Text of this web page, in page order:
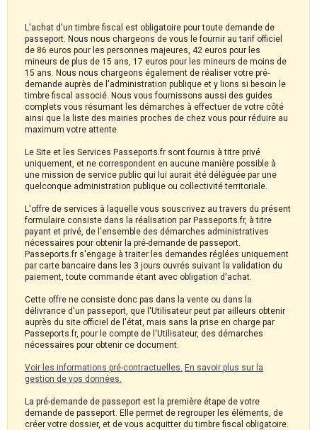
L'achat d'un timbre fiscal est obligatoire pour toute demande de
passeport. Nous nous chargeons de vous le fournir au tarif officiel
de 86 euros pour les personnes majeures, 42 euros pour les
mineurs de plus de 15 ans, 17 euros pour les mineurs de moins de
15 ans. Nous nous chargeons également de réaliser votre pré-
demande auprès de l'administration publique et y lions si besoin le
timbre fiscal associé. Nous vous fournissons aussi des guides
complets vous résumant les démarches à effectuer de votre côté
ainsi que la liste des mairies proches de chez vous pour réduire au
maximum votre attente.
Le Site et les Services Passeports.fr sont fournis à titre privé
uniquement, et ne correspondent en aucune manière possible à
une mission de service public qui lui aurait été déléguée par une
quelconque administration publique ou collectivité territoriale.
L'offre de services à laquelle vous souscrivez au travers du présent
formulaire consiste dans la réalisation par Passeports.fr, à titre
payant et privé, de l'ensemble des démarches administratives
nécessaires pour obtenir la pré-demande de passeport.
Passeports.fr s'engage à traiter les demandes réglées uniquement
par carte bancaire dans les 3 jours ouvrés suivant la validation du
paiement, toute commande étant avec obligation d'achat.
Cette offre ne consiste donc pas dans la vente ou dans la
délivrance d'un passeport, que l'Utilisateur peut par ailleurs obtenir
auprès du site officiel de l'état, mais sans la prise en charge par
Passeports.fr, pour le compte de l'Utilisateur, des démarches
nécessaires pour obtenir ce document.
Voir les informations pré-contractuelles. En savoir plus sur la
gestion de vos données.
La pré-demande de passeport est la première étape de votre
demande de passeport. Elle permet de regrouper les éléments, de
créer votre dossier, et de vous acquitter du timbre fiscal obligatoire.